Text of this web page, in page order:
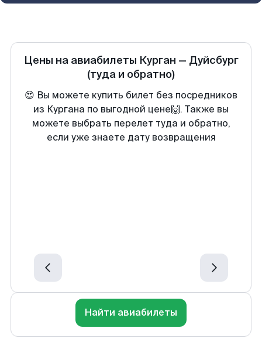
Цены на авиабилеты Курган — Дуйсбург
(туда и обратно)
😍 Вы можете купить билет без посредников
из Кургана по выгодной цене🙌. Также вы
можете выбрать перелет туда и обратно,
если уже знаете дату возвращения
Найти авиабилеты